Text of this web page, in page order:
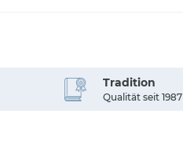
Tradition
Qualität seit 1987